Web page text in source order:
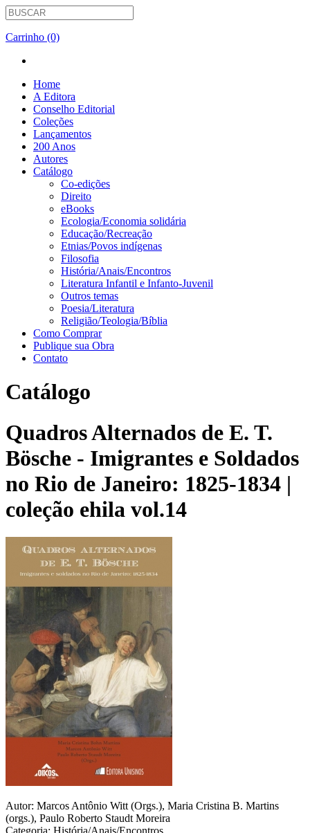
Carrinho (0)
Home
A Editora
Conselho Editorial
Coleções
Lançamentos
200 Anos
Autores
Catálogo
Co-edições
Direito
eBooks
Ecologia/Economia solidária
Educação/Recreação
Etnias/Povos indígenas
Filosofia
História/Anais/Encontros
Literatura Infantil e Infanto-Juvenil
Outros temas
Poesia/Literatura
Religião/Teologia/Bíblia
Como Comprar
Publique sua Obra
Contato
Catálogo
Quadros Alternados de E. T.
Bösche - Imigrantes e Soldados
no Rio de Janeiro: 1825-1834 |
coleção ehila vol.14
Autor: Marcos Antônio Witt (Orgs.), Maria Cristina B. Martins
(orgs.), Paulo Roberto Staudt Moreira